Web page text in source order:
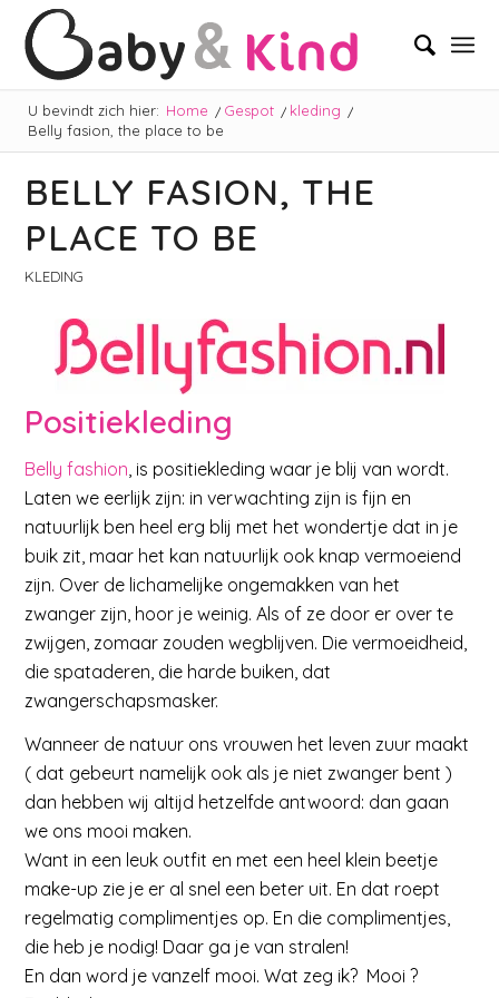
U bevindt zich hier: Home / Gespot / kleding /
Belly fasion, the place to be
BELLY FASION, THE
PLACE TO BE
KLEDING
Positiekleding
Belly fashion , is positiekleding waar je blij van wordt.
Laten we eerlijk zijn: in verwachting zijn is fijn en
natuurlijk ben heel erg blij met het wondertje dat in je
buik zit, maar het kan natuurlijk ook knap vermoeiend
zijn. Over de lichamelijke ongemakken van het
zwanger zijn, hoor je weinig. Als of ze door er over te
zwijgen, zomaar zouden wegblijven. Die vermoeidheid,
die spataderen, die harde buiken, dat
zwangerschapsmasker.
Wanneer de natuur ons vrouwen het leven zuur maakt
( dat gebeurt namelijk ook als je niet zwanger bent )
dan hebben wij altijd hetzelfde antwoord: dan gaan
we ons mooi maken.
Want in een leuk outfit en met een heel klein beetje
make-up zie je er al snel een beter uit. En dat roept
regelmatig complimentjes op. En die complimentjes,
die heb je nodig! Daar ga je van stralen!
En dan word je vanzelf mooi. Wat zeg ik? Mooi ?